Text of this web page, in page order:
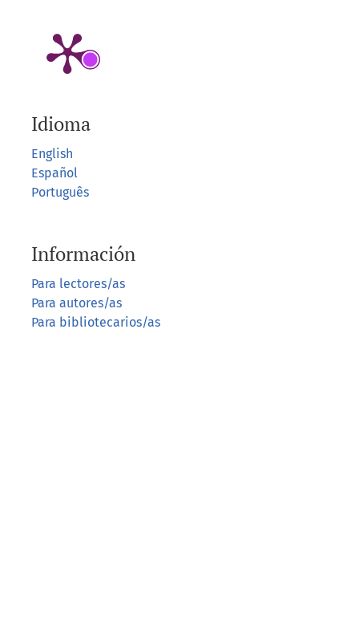
Idioma
English
Español
Português
Información
Para lectores/as
Para autores/as
Para bibliotecarios/as